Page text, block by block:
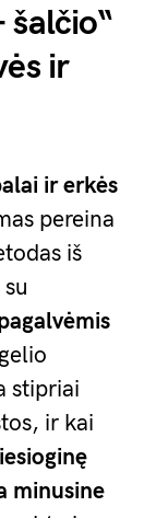
šalčio“
ir
ir erkės
pereina
iš
stipriai
ir kai
minusine